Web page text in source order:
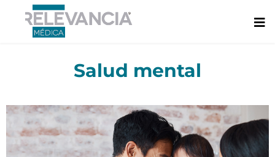
contenido
Salud mental